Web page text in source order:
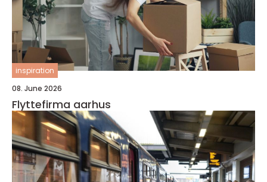
inspiration
08. June 2026
Flyttefirma aarhus